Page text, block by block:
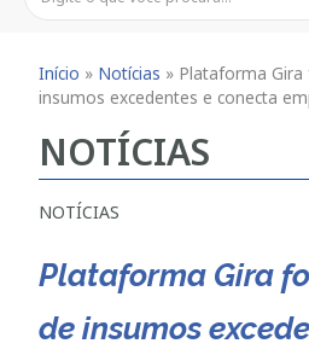
Início » Notícias » Plataforma
insumos excedentes e conecta
NOTÍCIAS
NOTÍCIAS
Plataforma Gira
de insumos